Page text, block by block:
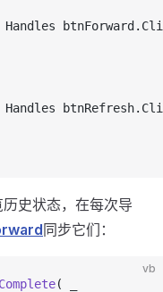
史状态，在每次导
同步它们：
vb
( _